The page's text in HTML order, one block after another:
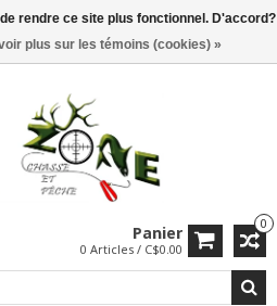
0
Panier
0 Articles / C$0.00
rendre ce site plus fonctionnel. D'accord?
plus sur les témoins (cookies) »